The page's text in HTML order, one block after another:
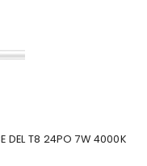
DEL T8 24PO 7W 4000K